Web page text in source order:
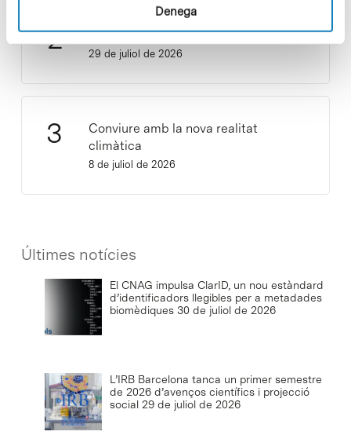
Denega
Cuidar el territori és sostenibilitat
29 de juliol de 2026
Conviure amb la nova realitat
climàtica
8 de juliol de 2026
Últimes notícies
El CNAG impulsa ClarID, un nou estàndard
d’identificadors llegibles per a metadades
biomèdiques 30 de juliol de 2026
L’IRB Barcelona tanca un primer semestre
de 2026 d’avenços científics i projecció
social 29 de juliol de 2026